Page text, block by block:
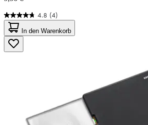
4.8 (4)
4.8
von
5
Sternen.
4
In den Warenkorb